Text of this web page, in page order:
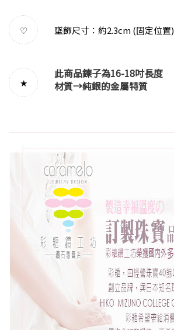
♡ 墜飾尺寸：約2.3cm (固定位置)
★
此商品鍊子為16-18吋長度
材質→純銀的金屬特質